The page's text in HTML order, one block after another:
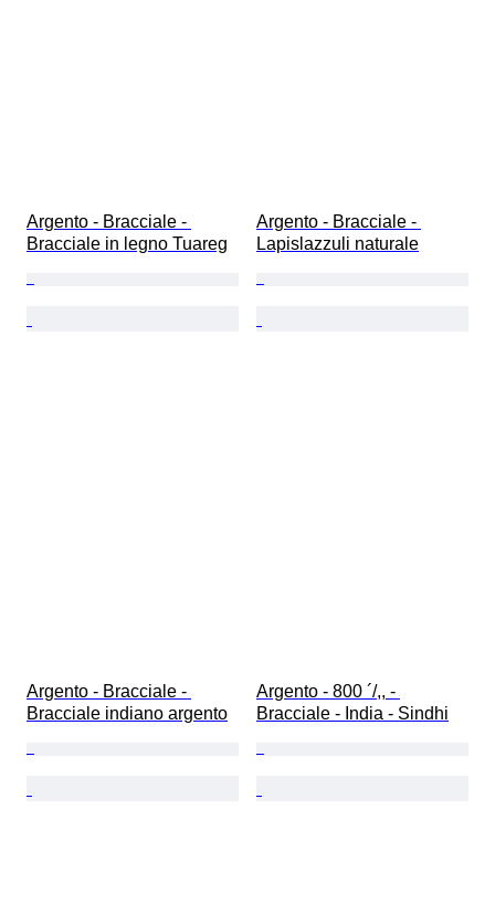
Argento - Bracciale -
Bracciale in legno Tuareg
Argento - Bracciale -
Lapislazzuli naturale
Argento - Bracciale -
Bracciale indiano argento
Argento - 800 ´/,, -
Bracciale - India - Sindhi